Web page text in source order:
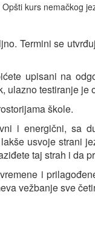
kurs nemačkog
Termini se
upisani na
ulazno testiranje je
škole.
i energični, sa
usvoje strani
taj strah i da
i
vežbanje sve